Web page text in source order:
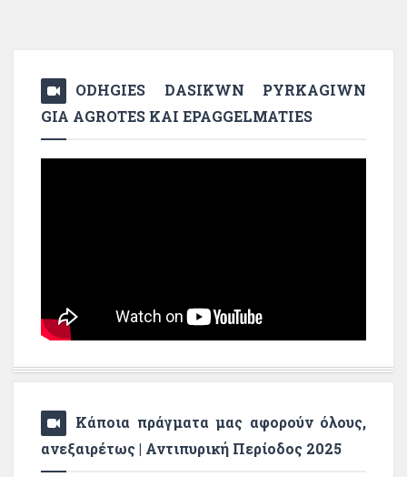
ODHGIES DASIKWN PYRKAGIWN
GIA AGROTES KAI EPAGGELMATIES
Κάποια πράγματα μας αφορούν όλους,
ανεξαιρέτως | Αντιπυρική Περίοδος 2025